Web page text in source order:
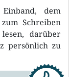
dem
Schreiben
darüber
persönlich zu